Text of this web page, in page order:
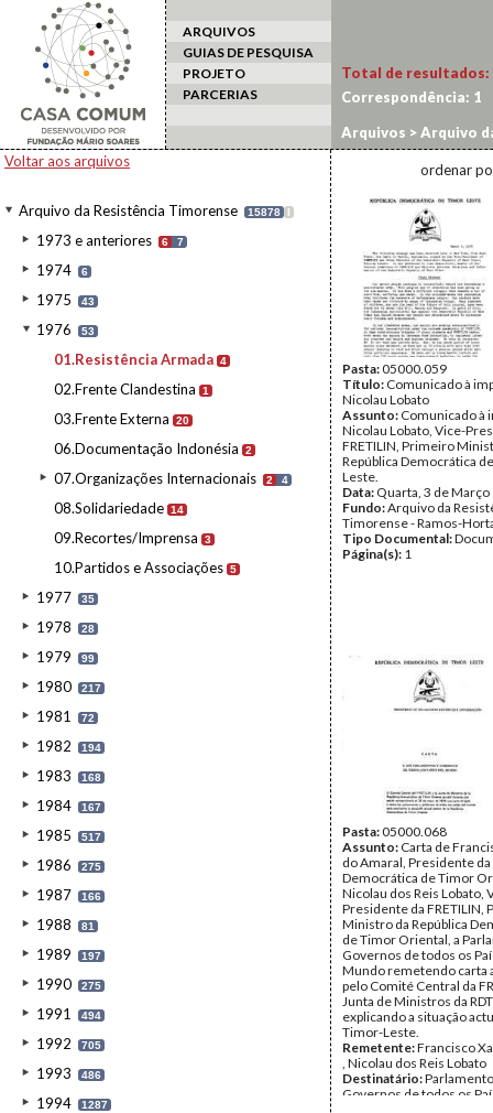
ARQUIVOS
GUIAS DE PESQUISA
PROJETO
PARCERIAS
Voltar aos arquivos
Arquivo da Resistência Timorense 15878 I
1973 e anteriores 6 7
1974 6
1975 43
1976 53
01.Resistência Armada 4
02.Frente Clandestina 1
03.Frente Externa 20
06.Documentação Indonésia 2
07.Organizações Internacionais 2 4
08.Solidariedade 14
09.Recortes/Imprensa 3
10.Partidos e Associações 5
1977 35
1978 28
1979 99
1980 217
1981 72
1982 194
1983 168
1984 167
1985 517
1986 275
1987 166
1988 81
1989 197
1990 275
1991 494
1992 705
1993 486
1994 1287
Total de resultados:
Correspondência: 1
Arquivos >Arquivo
ordenar
Pasta:05000.059
Título: Comunicado à
Nicolau Lobato
Assunto: Comunicado à
Nicolau Lobato, Vice-
FRETILIN, Primeiro
República Democrática
Leste.
Data: Quarta, 3 de
Fundo:Arquivo da
Timorense - Ramos-
Tipo Documental:
Página(s): 1
Pasta:05000.068
Assunto: Carta de
do Amaral, Presidente da
Democrática de Timor
Nicolau dos Reis Lobato,
Presidente da FRETILIN,
Ministro da República
de Timor Oriental, a
Governos de todos os
Mundo remetendo carta
pelo Comité Central da
Junta de Ministros da
explicando a situação
Timor-Leste.
Remetente:Francisco
, Nicolau dos Reis Lobato
Destinatário:
Governos de todos os